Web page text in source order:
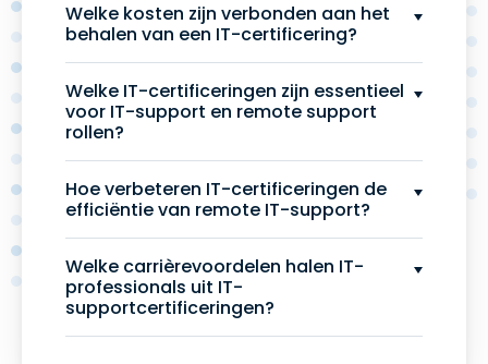
Welke kosten zijn verbonden aan het
behalen van een IT-certificering?
Welke IT-certificeringen zijn essentieel
voor IT-support en remote support
rollen?
Hoe verbeteren IT-certificeringen de
efficiëntie van remote IT-support?
Welke carrièrevoordelen halen IT-
professionals uit IT-
supportcertificeringen?